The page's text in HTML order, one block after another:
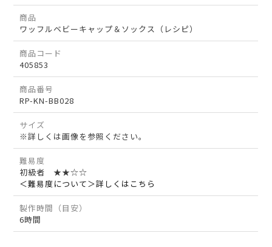
商品
ワッフルベビーキャップ＆ソックス（レシピ）
商品コード
405853
商品番号
RP-KN-BB028
サイズ
※詳しくは画像を参照ください。
難易度
初級者 ★★☆☆
＜難易度について＞詳しくはこちら
製作時間（目安）
6時間